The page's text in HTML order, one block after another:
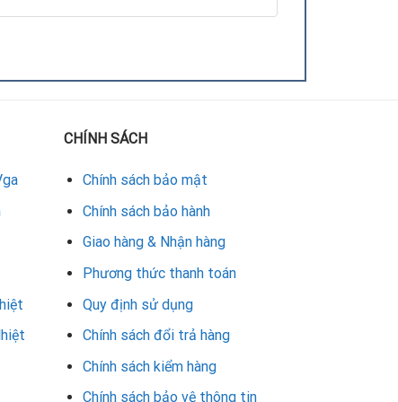
CHÍNH SÁCH
Chính sách bảo mật
Chính sách bảo hành
Giao hàng & Nhận hàng
Phương thức thanh toán
Quy định sử dụng
Chính sách đổi trả hàng
Chính sách kiểm hàng
Chính sách bảo vệ thông tin